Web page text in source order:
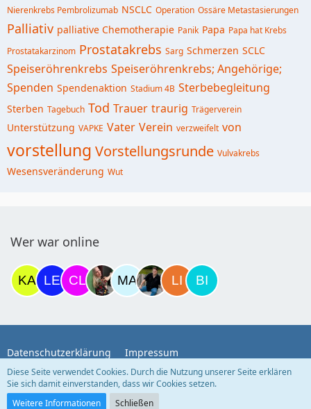
Nierenkrebs Pembrolizumab NSCLC Operation Ossäre Metastasierungen
Palliativ palliative Chemotherapie Panik Papa Papa hat Krebs
Prostatakarzinom Prostatakrebs Sarg Schmerzen SCLC
Speiseröhrenkrebs Speiseröhrenkrebs; Angehörige;
Spenden Spendenaktion Stadium 4B Sterbebegleitung
Sterben Tagebuch Tod Trauer traurig Trägerverein
Unterstützung VAPKE Vater Verein verzweifelt von
vorstellung Vorstellungsrunde Vulvakrebs
Wesensveränderung Wut
Wer war online
Datenschutzerklärung Impressum
Community-Software:
Diese Seite verwendet Cookies. Durch die Nutzung unserer Seite erklären
Sie sich damit einverstanden, dass wir Cookies setzen.
Weitere Informationen
Schließen